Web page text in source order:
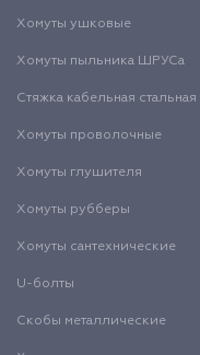
Хомуты ушковые
Хомуты пыльника ШРУСа
Стяжка кабельная стальная
Хомуты проволочные
Хомуты глушителя
Хомуты рубберы
Хомуты сантехнические
U-болты
Скобы металлические